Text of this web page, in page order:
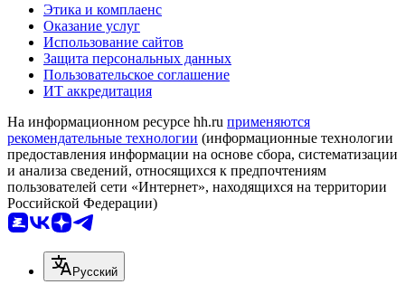
Этика и комплаенс
Оказание услуг
Использование сайтов
Защита персональных данных
Пользовательское соглашение
ИТ аккредитация
На информационном ресурсе hh.ru применяются
рекомендательные технологии (информационные технологии
предоставления информации на основе сбора, систематизации
и анализа сведений, относящихся к предпочтениям
пользователей сети «Интернет», находящихся на территории
Российской Федерации)
Русский